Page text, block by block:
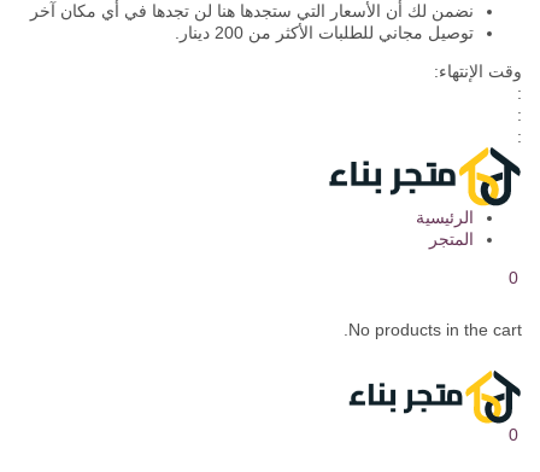
نضمن لك أن الأسعار التي ستجدها هنا لن تجدها في أي مكان آخر
توصيل مجاني للطلبات الأكثر من 200 دينار.
وقت الإنتهاء:
:
:
:
الرئيسية
المتجر
0
No products in the cart.
0